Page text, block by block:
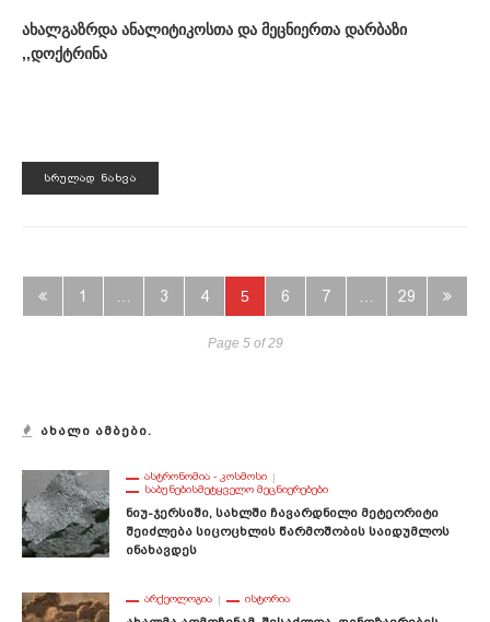
ახალგაზრდა ანალიტიკოსთა და მეცნიერთა დარბაზი
,,დოქტრინა
ᲡᲠᲣᲚᲐᲓ ᲜᲐᲮᲕᲐ
1 … 3 4 5 6 7 … 29
Page 5 of 29
ᲐᲮᲐᲚᲘ ᲐᲛᲑᲔᲑᲘ.
ᲐᲡᲢᲠᲝᲜᲝᲛᲘᲐ - ᲙᲝᲡᲛᲝᲡᲘ
ᲡᲐᲑᲣᲜᲔᲑᲘᲡᲛᲔᲢᲧᲕᲔᲚᲝ ᲛᲔᲪᲜᲘᲔᲠᲔᲑᲔᲑᲘ
Ნიუ-Ჯერსიში, Სახლში Ჩავარდნილი Მეტეორიტი
Შეიძლება Სიცოცხლის Წარმოშობის Საიდუმლოს
Ინახავდეს
ᲐᲠᲥᲔᲝᲚᲝᲒᲘᲐ ᲘᲡᲢᲝᲠᲘᲐ